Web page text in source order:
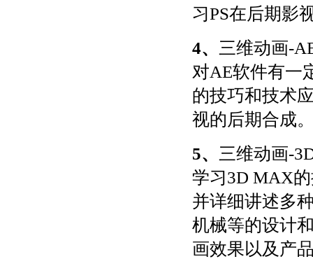
习PS在后期影
4、 三维动画-
对AE软件有一
的技巧和技术
视的后期合成
5、 三维动画-
学习3D MAX
并详细讲述多
机械等的设计
画效果以及产